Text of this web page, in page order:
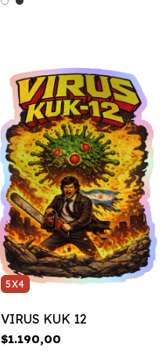
5X4
VIRUS KUK 12
$1.190,00